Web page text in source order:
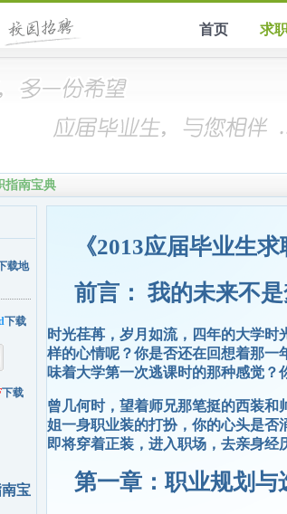
首页 求
指南宝典
载地
下载
下载
《2013应届毕业生求
前言： 我的未来不是
时光荏苒，岁月如流，四年的大学
样的心情呢？你是否还在回想着那一
味着大学第一次逃课时的那种感觉
曾几何时，望着师兄那笔挺的西装
姐一身职业装的打扮，你的心头是否
即将穿着正装，进入职场，去亲身
第一章：职业规划与